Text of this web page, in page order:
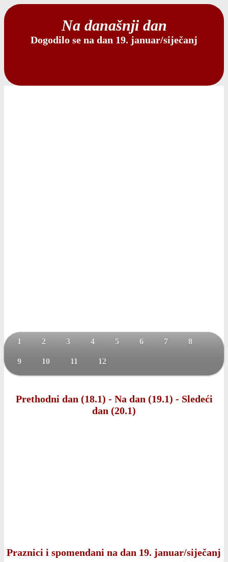
Na današnji dan
Dogodilo se na dan 19. januar/siječanj
1 2 3 4 5 6 7 8
9 10 11 12
Prethodni dan (18.1) - Na dan (19.1) - Sledeći
dan (20.1)
Praznici i spomendani na dan 19. januar/siječanj